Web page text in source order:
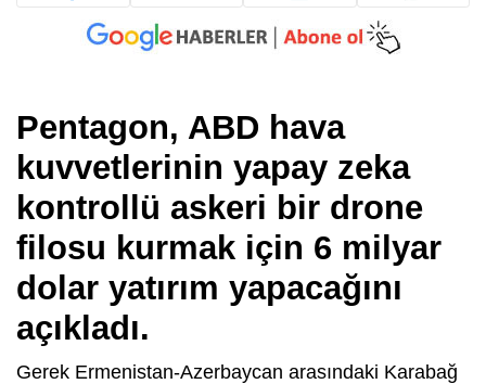
Pentagon, ABD hava
kuvvetlerinin yapay zeka
kontrollü askeri bir drone
filosu kurmak için 6 milyar
dolar yatırım yapacağını
açıkladı.
Gerek Ermenistan-Azerbaycan arasındaki Karabağ